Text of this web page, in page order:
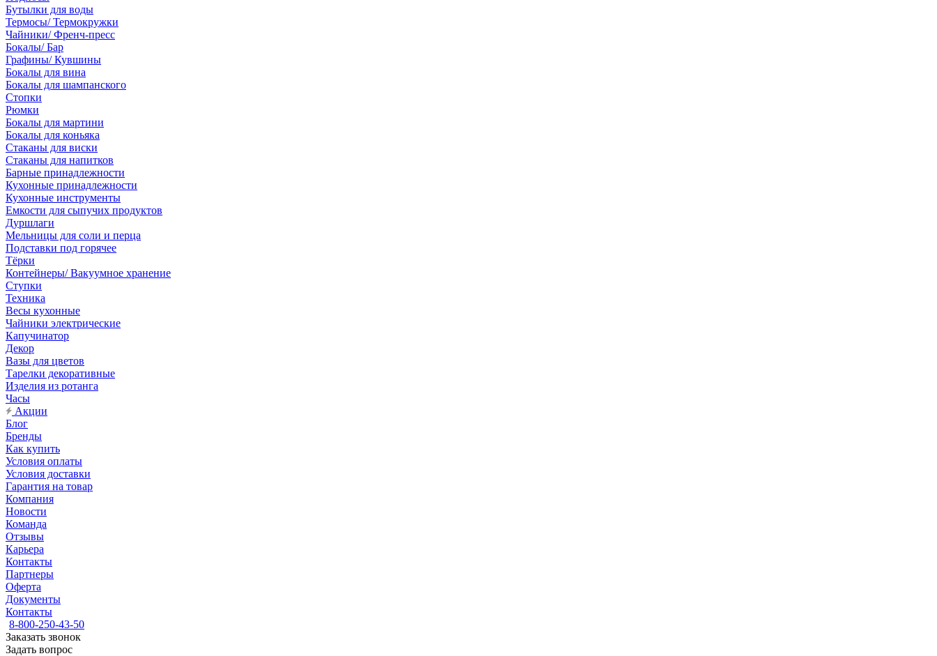
Бутылки для воды
Термосы/ Термокружки
Чайники/ Френч-пресс
Бокалы/ Бар
Графины/ Кувшины
Бокалы для вина
Бокалы для шампанского
Стопки
Рюмки
Бокалы для мартини
Бокалы для коньяка
Стаканы для виски
Стаканы для напитков
Барные принадлежности
Кухонные принадлежности
Кухонные инструменты
Емкости для сыпучих продуктов
Дуршлаги
Мельницы для соли и перца
Подставки под горячее
Тёрки
Контейнеры/ Вакуумное хранение
Ступки
Техника
Весы кухонные
Чайники электрические
Капучинатор
Декор
Вазы для цветов
Тарелки декоративные
Изделия из ротанга
Часы
Акции
Блог
Бренды
Как купить
Условия оплаты
Условия доставки
Гарантия на товар
Компания
Новости
Команда
Отзывы
Карьера
Контакты
Партнеры
Оферта
Документы
Контакты
8-800-250-43-50
Заказать звонок
Задать вопрос